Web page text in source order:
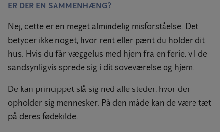
ER DER EN SAMMENHÆNG?
Nej, dette er en meget almindelig misforståelse. Det
betyder ikke noget, hvor rent eller pænt du holder dit
hus. Hvis du får væggelus med hjem fra en ferie, vil de
sandsynligvis sprede sig i dit soveværelse og hjem.
De kan princippet slå sig ned alle steder, hvor der
opholder sig mennesker. På den måde kan de være tæt
på deres fødekilde.